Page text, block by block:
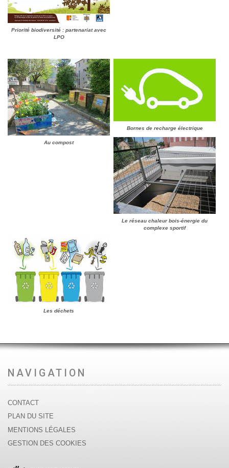
Priorité biodiversité : partenariat avec
LPO
Au compost
Bornes de recharge électrique
Le réseau chaleur bois-énergie du
complexe sportif
Les déchets
NAVIGATION
CONTACT
PLAN DU SITE
MENTIONS LÉGALES
GESTION DES COOKIES